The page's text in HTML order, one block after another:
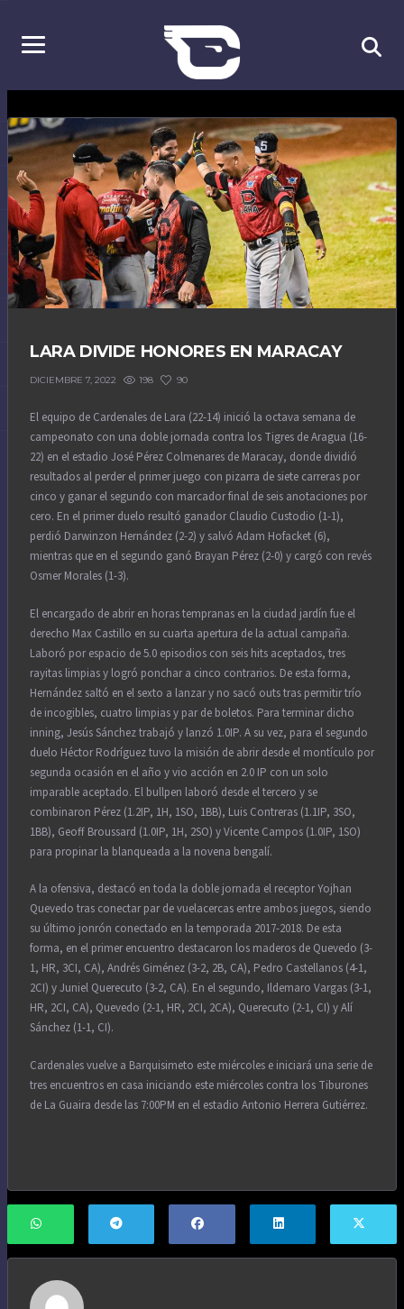
LARA DIVIDE HONORES EN MARACAY
DICIEMBRE 7, 2022 198 90
El equipo de Cardenales de Lara (22-14) inició la octava semana de
campeonato con una doble jornada contra los Tigres de Aragua (16-
22) en el estadio José Pérez Colmenares de Maracay, donde dividió
resultados al perder el primer juego con pizarra de siete carreras por
cinco y ganar el segundo con marcador final de seis anotaciones por
cero. En el primer duelo resultó ganador Claudio Custodio (1-1),
perdió Darwinzon Hernández (2-2) y salvó Adam Hofacket (6),
mientras que en el segundo ganó Brayan Pérez (2-0) y cargó con revés
Osmer Morales (1-3).
El encargado de abrir en horas tempranas en la ciudad jardín fue el
derecho Max Castillo en su cuarta apertura de la actual campaña.
Laboró por espacio de 5.0 episodios con seis hits aceptados, tres
rayitas limpias y logró ponchar a cinco contrarios. De esta forma,
Hernández saltó en el sexto a lanzar y no sacó outs tras permitir trío
de incogibles, cuatro limpias y par de boletos. Para terminar dicho
inning, Jesús Sánchez trabajó y lanzó 1.0IP. A su vez, para el segundo
duelo Héctor Rodríguez tuvo la misión de abrir desde el montículo por
segunda ocasión en el año y vio acción en 2.0 IP con un solo
imparable aceptado. El bullpen laboró desde el tercero y se
combinaron Pérez (1.2IP, 1H, 1SO, 1BB), Luis Contreras (1.1IP, 3SO,
1BB), Geoff Broussard (1.0IP, 1H, 2SO) y Vicente Campos (1.0IP, 1SO)
para propinar la blanqueada a la novena bengalí.
A la ofensiva, destacó en toda la doble jornada el receptor Yojhan
Quevedo tras conectar par de vuelacercas entre ambos juegos, siendo
su último jonrón conectado en la temporada 2017-2018. De esta
forma, en el primer encuentro destacaron los maderos de Quevedo (3-
1, HR, 3CI, CA), Andrés Giménez (3-2, 2B, CA), Pedro Castellanos (4-1,
2CI) y Juniel Querecuto (3-2, CA). En el segundo, Ildemaro Vargas (3-1,
HR, 2CI, CA), Quevedo (2-1, HR, 2CI, 2CA), Querecuto (2-1, CI) y Alí
Sánchez (1-1, CI).
Cardenales vuelve a Barquisimeto este miércoles e iniciará una serie de
tres encuentros en casa iniciando este miércoles contra los Tiburones
de La Guaira desde las 7:00PM en el estadio Antonio Herrera Gutiérrez.